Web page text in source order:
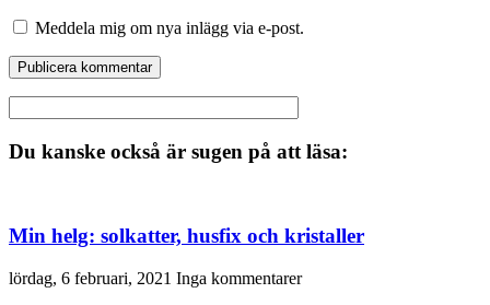
Meddela mig om nya inlägg via e-post.
Du kanske också är sugen på att läsa:
Min helg: solkatter, husfix och kristaller
lördag, 6 februari, 2021 Inga kommentarer